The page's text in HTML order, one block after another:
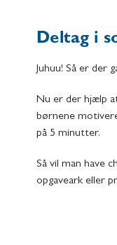
Deltag i
Juhuu! Så er der
Nu er der hjælp
børnene
på 5 minutter.
Så vil man have
opgaveark eller